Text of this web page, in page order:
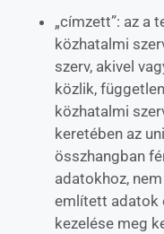
„címzett”: az a
közhatalmi
szerv, akivel
közlik,
közhatalmi
keretében az
összhangban
adatokhoz,
említett adatok
kezelése meg